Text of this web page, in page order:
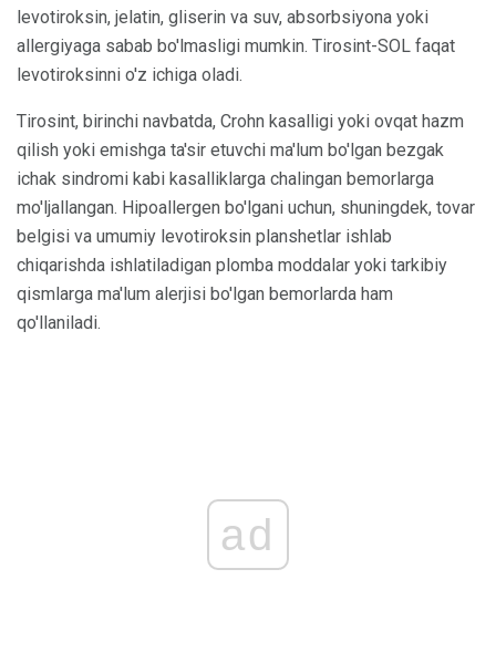
levotiroksin, jelatin, gliserin va suv, absorbsiyona yoki
allergiyaga sabab bo'lmasligi mumkin. Tirosint-SOL faqat
levotiroksinni o'z ichiga oladi.
Tirosint, birinchi navbatda, Crohn kasalligi yoki ovqat hazm
qilish yoki emishga ta'sir etuvchi ma'lum bo'lgan bezgak
ichak sindromi kabi kasalliklarga chalingan bemorlarga
mo'ljallangan. Hipoallergen bo'lgani uchun, shuningdek, tovar
belgisi va umumiy levotiroksin planshetlar ishlab
chiqarishda ishlatiladigan plomba moddalar yoki tarkibiy
qismlarga ma'lum alerjisi bo'lgan bemorlarda ham
qo'llaniladi.
ad